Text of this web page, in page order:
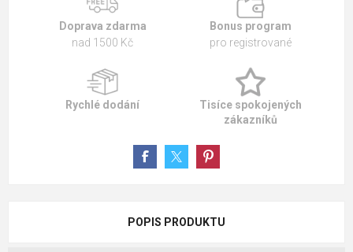
Doprava zdarma
nad 1500 Kč
Bonus program
pro registrované
Rychlé dodání
Tisíce spokojených
zákazníků
POPIS PRODUKTU